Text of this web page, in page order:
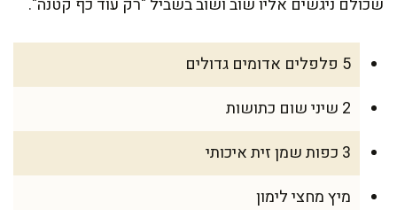
5 פלפלים אדומים גדולים
2 שיני שום כתושות
3 כפות שמן זית איכותי
מיץ מחצי לימון